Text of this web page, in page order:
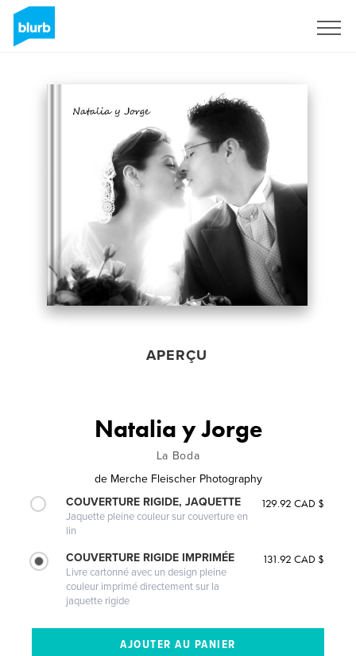
APERÇU
Natalia y Jorge
La Boda
de Merche Fleischer Photography
COUVERTURE RIGIDE, JAQUETTE
Jaquette pleine couleur sur couverture en
lin
129.92 CAD $
COUVERTURE RIGIDE IMPRIMÉE
Livre cartonné avec un design pleine
couleur imprimé directement sur la
jaquette rigide
131.92 CAD $